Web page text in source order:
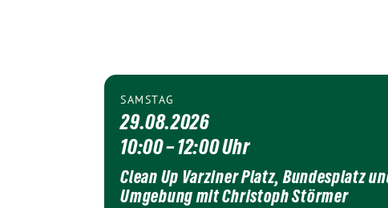
SAMSTAG
29.08.2026
10:00 – 12:00 Uhr
Clean Up Varziner Platz, Bundesplatz
Umgebung mit Christoph Störmer